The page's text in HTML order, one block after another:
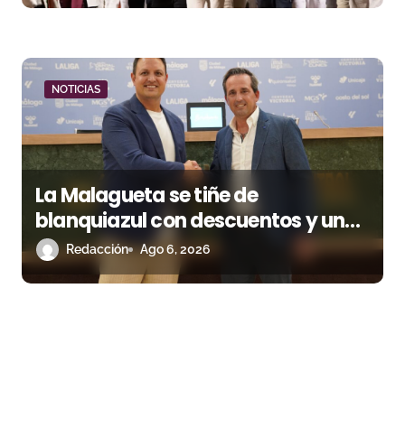
NOTICIAS
La Malagueta se tiñe de
blanquiazul con descuentos y una
corrida homenaje al Málaga CF
Redacción Ago 6, 2026